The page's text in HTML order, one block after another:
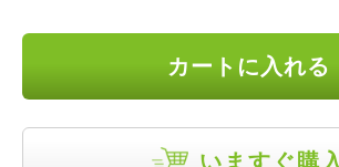
カートに入れる
いますぐ購入